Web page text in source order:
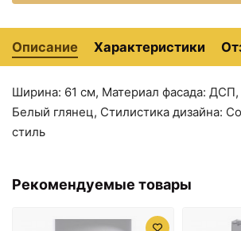
Aqwella Brig Br.01.06/1/W
Aqwella Brig
Br.01.06/2//W + 27181
20720 ₽
Описание Характеристики
Ширина: 61 см, Материал фасада: ДСП,
Белый глянец, Стилистика дизайна:
стиль
Рекомендуемые товары